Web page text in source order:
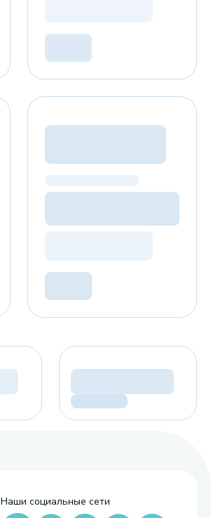
Наши социальные сети